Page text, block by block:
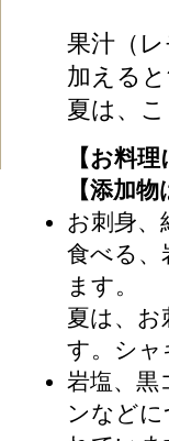
果汁（
加える
夏は、
【お料
【添加
お刺身
食べる、
ます。
夏は、お
す。シ
岩塩、黒
ンなど